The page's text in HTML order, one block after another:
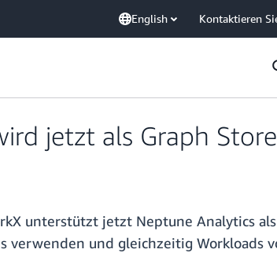
English Kontaktieren
jetzt als Graph
unterstützt jetzt Neptune Analytics
und gleichzeitig Workloads